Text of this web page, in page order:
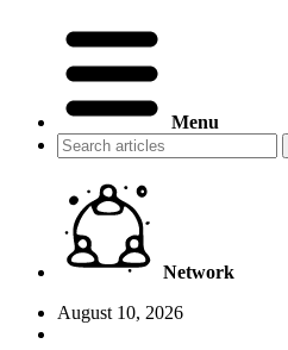
Menu
Network
August 10, 2026